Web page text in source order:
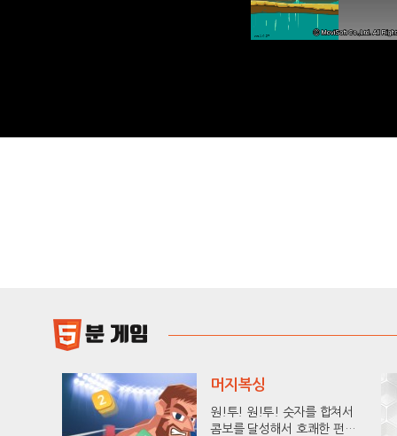
머지복싱
원!투! 원!투! 숫자를 합쳐서
콤보를 달성해서 호쾌한 펀치